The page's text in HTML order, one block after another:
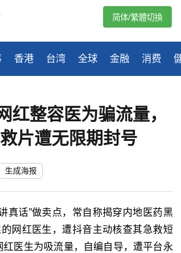
香港 台湾 全球 金融 消费
简体/繁體切換
红整容医为骗流量，
片遭无限期封号
生成海报
真话”做卖点，常自称揭穿内地医药黑
网红医生，遭抖音主动核查其急救短
红医生为吸流量，自编自导，遭平台永